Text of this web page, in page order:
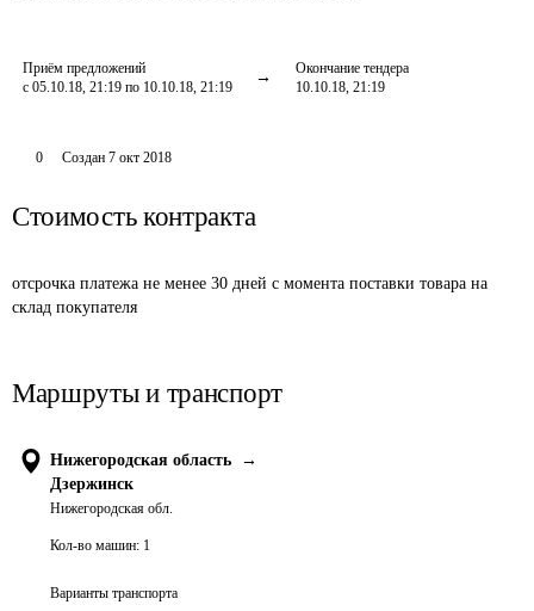
Приём предложений
с 05.10.18, 21:19 по 10.10.18, 21:19
Окончание тендера
10.10.18, 21:19
0 Создан 7 окт 2018
Стоимость контракта
отсрочка платежа не менее 30 дней с момента поставки товара на
склад покупателя
Маршруты и транспорт
Нижегородская область
→
Дзержинск
Нижегородская обл.
Кол-во машин: 1
Варианты транспорта